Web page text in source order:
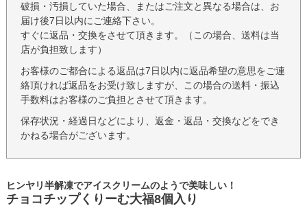
破損・汚損していた場合、またはご注文と異なる場合は、お
届け後7日以内にご連絡下さい。
すぐに返品・交換をさせて頂きます。（この場合、送料は当
店が負担致します）
お客様のご都合による返品は7日以内に返品希望の意思をご連
絡頂ければ返品をお受け致しますが、この場合の送料・振込
手数料はお客様のご負担とさせて頂きます。
保存状況・経過日などにより、返金・返品・交換などをでき
かねる場合がございます。
ヒンヤリ半解凍でアイスクリームのようで美味しい！
チョコチップくりーむ大福8個入り